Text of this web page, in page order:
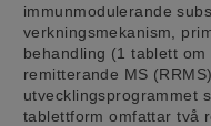
immunmodulerande
verkningsmekanism,
behandling (1 tablett
remitterande MS
utvecklingsprogrammet
tablettform omfattar två